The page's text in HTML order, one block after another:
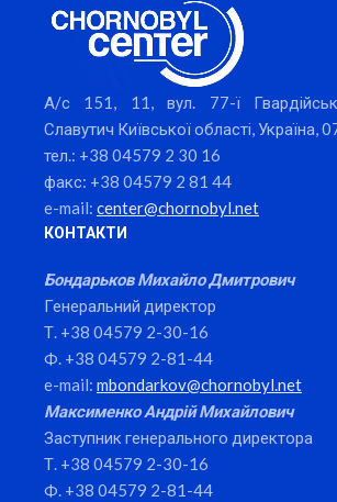
А/с 151, 11, вул. 77-ї
Славутич Київської області, Україна,
тел.: +38 04579 2 30 16
факс: +38 04579 2 81 44
e-mail: center@chornobyl.net
КОНТАКТИ
Бондарьков Михайло Дмитрович
Генеральний директор
Т. +38 04579 2-30-16
Ф. +38 04579 2-81-44
e-mail: mbondarkov@chornobyl.net
Максименко Андрій Михайлович
Заступник генерального директора
Т. +38 04579 2-30-16
Ф. +38 04579 2-81-44